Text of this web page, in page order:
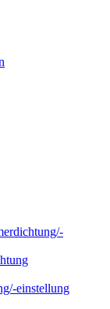
einstellung